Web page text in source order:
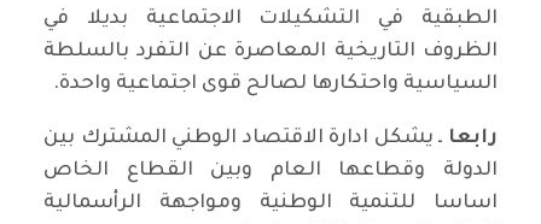
الطبقية في التشكيلات الاجتماعية بديلا في
الظروف التاريخية المعاصرة عن التفرد بالسلطة
السياسية واحتكارها لصالح قوى اجتماعية واحدة.
رابعا ـ يشكل ادارة الاقتصاد الوطني المشترك بين
الدولة وقطاعها العام وبين القطاع الخاص
اساسا للتنمية الوطنية ومواجهة الرأسمالية